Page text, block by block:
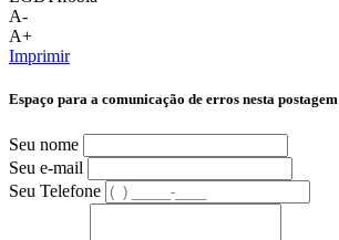
A-
A+
Imprimir
Espaço para a comunicação de erros nesta postagem
Seu nome
Seu e-mail
Seu Telefone